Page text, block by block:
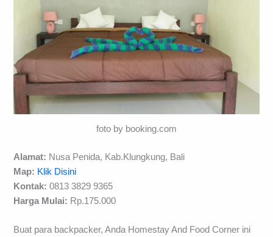
foto by booking.com
Alamat: Nusa Penida, Kab.Klungkung, Bali
Map: Klik Disini
Kontak: 0813 3829 9365
Harga Mulai: Rp.175.000
Buat para backpacker, Anda Homestay And Food Corner ini